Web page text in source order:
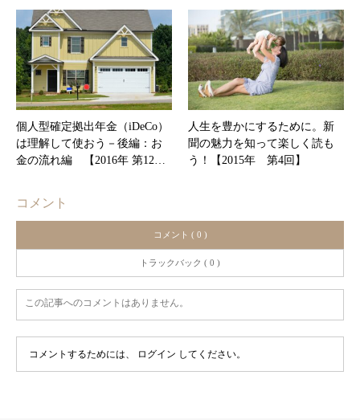
個人型確定拠出年金（iDeCo）
は理解して使おう－後編：お
金の流れ編 【2016年 第12…
人生を豊かにするために。新
聞の魅力を知って楽しく読も
う！【2015年 第4回】
コメント
コメント ( 0 )
トラックバック ( 0 )
この記事へのコメントはありません。
コメントするためには、 ログイン してください。